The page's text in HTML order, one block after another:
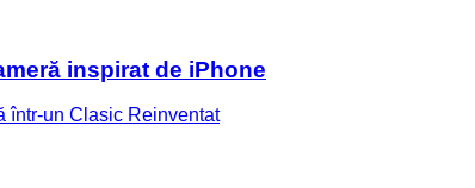
inspirat de iPhone